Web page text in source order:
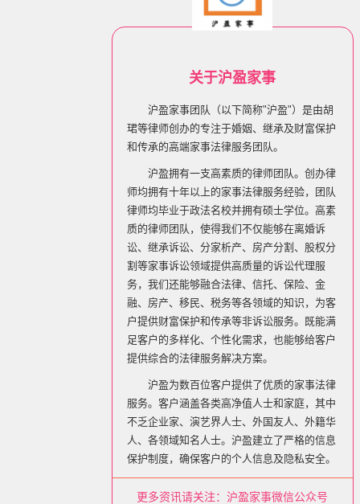
关于沪盈家事
沪盈家事团队（以下简称"沪盈"）是由胡
珺等律师创办的专注于婚姻、继承及财富保护
和传承的高端家事法律服务团队。
沪盈拥有一支高素质的律师团队。创办律
师均拥有十年以上的家事法律服务经验，团队
律师均毕业于政法名校并拥有硕士学位。高素
质的律师团队，使得我们不仅能够在离婚诉
讼、继承诉讼、分家析产、房产分割、股权分
割等家事诉讼领域提供高质量的诉讼代理服
务，我们还能够融合法律、信托、保险、金
融、房产、移民、税务等各领域的知识，为客
户提供财富保护和传承等非诉讼服务。既能满
足客户的多样化、个性化需求，也能够给客户
提供综合的法律服务解决方案。
沪盈为数百位客户提供了优质的家事法律
服务。客户涵盖各类高净值人士和家庭，其中
不乏企业家、演艺界人士、外国友人、外籍华
人、各领域知名人士。沪盈建立了严格的信息
保护制度，确保客户的个人信息及隐私安全。
更多资讯请关注：沪盈家事微信公众号